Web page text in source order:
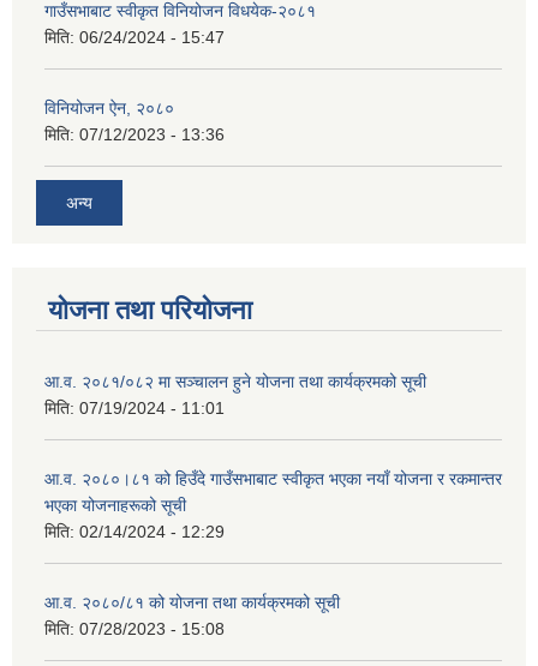
गाउँसभाबाट स्वीकृत विनियोजन विधयेक-२०८१
मिति: 06/24/2024 - 15:47
विनियोजन ऐन, २०८०
मिति: 07/12/2023 - 13:36
अन्य
योजना तथा परियोजना
आ.व. २०८१/०८२ मा सञ्चालन हुने योजना तथा कार्यक्रमको सूची
मिति: 07/19/2024 - 11:01
आ.व. २०८०।८१ को हिउँदे गाउँसभाबाट स्वीकृत भएका नयाँ योजना र रकमान्तर
भएका योजनाहरूको सूची
मिति: 02/14/2024 - 12:29
आ.व. २०८०/८१ को योजना तथा कार्यक्रमको सूची
मिति: 07/28/2023 - 15:08